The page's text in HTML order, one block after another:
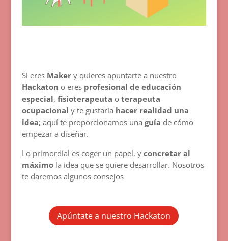
Si eres Makery quieres apuntarte a nuestro
Hackaton o eres profesional de educación
especial, fisioterapeuta o terapeuta
ocupacional y te gustaría hacer realidad una
idea; aquí te proporcionamos una guía de cómo
empezar a diseñar.
Lo primordial es coger un papel, y concretar al
máximola idea que se quiere desarrollar. Nosotros
te daremos algunos consejos
Apúntate a nuestro Hackaton